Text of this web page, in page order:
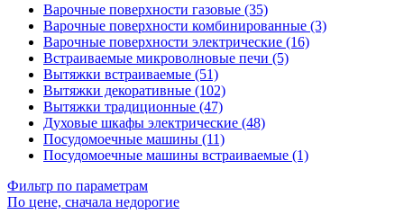
Варочные поверхности газовые (35)
Варочные поверхности комбинированные (3)
Варочные поверхности электрические (16)
Встраиваемые микроволновые печи (5)
Вытяжки встраиваемые (51)
Вытяжки декоративные (102)
Вытяжки традиционные (47)
Духовые шкафы электрические (48)
Посудомоечные машины (11)
Посудомоечные машины встраиваемые (1)
Фильтр по параметрам
По цене, сначала недорогие